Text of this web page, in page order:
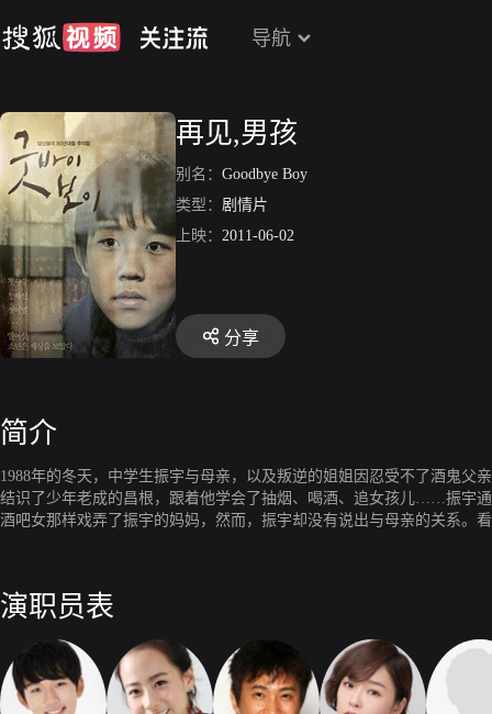
导航
再见,男孩
别名： Goodbye Boy
类型： 剧情片
上映： 2011-06-02
分享
简介
1988年的冬天，中学生振宇与母亲，以及叛逆的姐姐因忍受不了酒鬼
结识了少年老成的昌根，跟着他学会了抽烟、喝酒、追女孩儿……振宇
酒吧女那样戏弄了振宇的妈妈，然而，振宇却没有说出与母亲的关系。
演职员表